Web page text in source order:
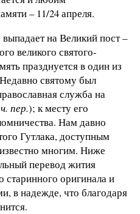
– 11/24 апреля.
на Великий пост –
великого святого-
празднуется в один из
святому был
служба на
пер.); к месту его
Нам давно
Гутлака, доступным
многим. Ниже
перевод жития
старинного оригинала и
в надежде, что благодаря